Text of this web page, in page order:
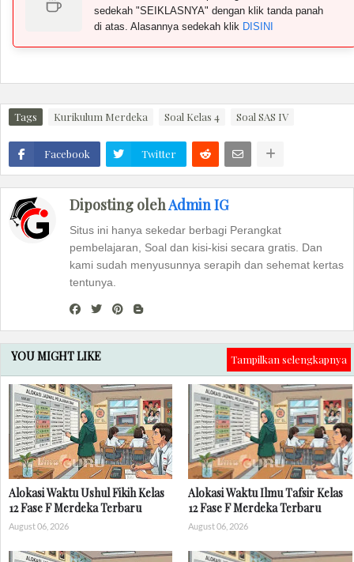
sedekah "SEIKLASNYA" dengan klik tanda panah
di atas. Alasannya sedekah klik DISINI
Tags Kurikulum Merdeka Soal Kelas 4 Soal SAS IV
Facebook Twitter
Diposting olehAdmin IG
Situs ini hanya sekedar berbagi Perangkat
pembelajaran, Soal dan kisi-kisi secara gratis. Dan
kami sudah menyusunnya serapih dan sehemat kertas
tentunya.
YOU MIGHT LIKE Tampilkan selengkapnya
Alokasi Waktu Ushul Fikih Kelas
12 Fase F Merdeka Terbaru
August 06, 2026
Alokasi Waktu Ilmu Tafsir Kelas
12 Fase F Merdeka Terbaru
August 06, 2026